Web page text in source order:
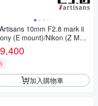
10mm F2.8 mark ii
(E mount)/Nikon (Z Mou
nt) 公司貨
9,400
加入購物車